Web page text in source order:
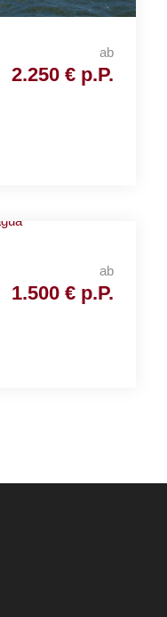
ab
2.250 € p.P.
ab
1.500 € p.P.